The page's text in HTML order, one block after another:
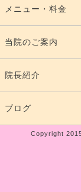
メニュー・料金
当院のご案内
院長紹介
ブログ
Copyright